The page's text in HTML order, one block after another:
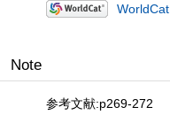
WorldCat
Note
参考文献:p269-272